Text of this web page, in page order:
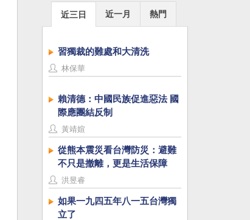
近三日 近一月 熱門
習獨裁的難處和大清洗
林保華
賴清德：中國民族促進惡法 國
際應團結反制
黃靖媗
從熊本震災看台灣防災：避難
不只是撤離，更是生活保障
洪昱睿
如果一九四五年八一五台灣獨
立了